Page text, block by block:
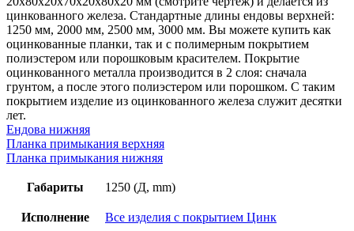
0,4
мм,
цинк
цинкованного железа. Стандартные длины ендовы верхней:
1250 мм, 2000 мм, 2500 мм, 3000 мм. Вы можете купить как
оцинкованные планки, так и с полимерным покрытием
полиэстером или порошковым красителем. Покрытие
оцинкованного металла производится в 2 слоя: сначала
грунтом, а после этого полиэстером или порошком. С таким
покрытием изделие из оцинкованного железа служит десятки
лет.
Ендова нижняя
Планка примыкания верхняя
Планка примыкания нижняя
Габариты 1250 (Д, mm)
Исполнение Все изделия с покрытием Цинк